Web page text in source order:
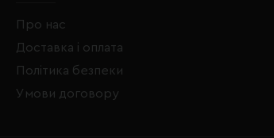
Про нас
Доставка і оплата
Політика безпеки
Умови договору